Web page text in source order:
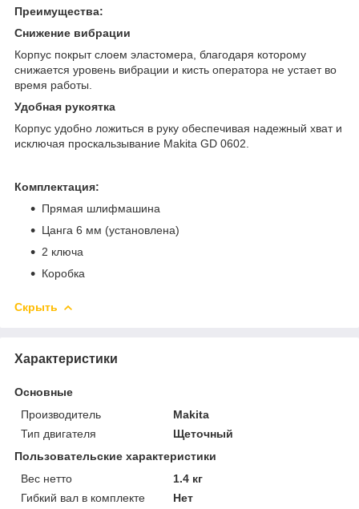
Преимущества:
Снижение вибрации
Корпус покрыт слоем эластомера, благодаря которому
снижается уровень вибрации и кисть оператора не устает во
время работы.
Удобная рукоятка
Корпус удобно ложиться в руку обеспечивая надежный хват и
исключая проскальзывание Makita GD 0602.
Комплектация:
Прямая шлифмашина
Цанга 6 мм (установлена)
2 ключа
Коробка
Скрыть
Характеристики
Основные
Производитель
Makita
Тип двигателя
Щеточный
Пользовательские характеристики
Вес нетто
1.4 кг
Гибкий вал в комплекте
Нет